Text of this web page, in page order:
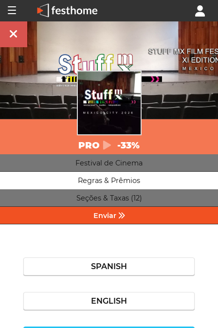
PRO -33%
Festival de Cinema
Regras & Prêmios
Seções & Taxas (12)
Enviar
SPANISH
ENGLISH